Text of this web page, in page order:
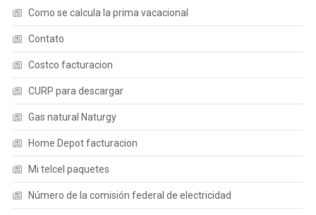
Como se calcula la prima vacacional
Contato
Costco facturacion
CURP para descargar
Gas natural Naturgy
Home Depot facturacion
Mi telcel paquetes
Número de la comisión federal de electricidad